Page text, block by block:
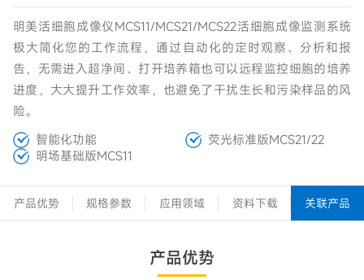
明美活细胞成像仪MCS11/MCS21/MCS22活细胞成像监测系统
极大简化您的工作流程，通过自动化的定时观察、分析和报
告，无需进入超净间、打开培养箱也可以远程监控细胞的培养
进度，大大提升工作效率，也避免了干扰生长和污染样品的风
险。
智能化功能
荧光标准版MCS21/22
明场基础版MCS11
产品优势 规格参数 应用领域 资料下载 关联产品
产品优势